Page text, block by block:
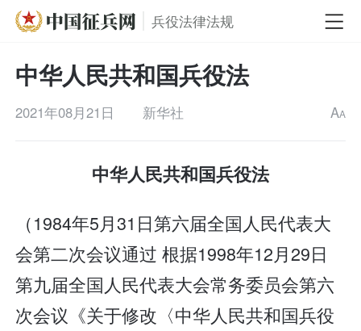
兵役法律法规
中华人民共和国兵役法
2021年08月21日 新华社 AA
中华人民共和国兵役法
（1984年5月31日第六届全国人民代表大
会第二次会议通过 根据1998年12月29日
第九届全国人民代表大会常务委员会第六
次会议《关于修改〈中华人民共和国兵役